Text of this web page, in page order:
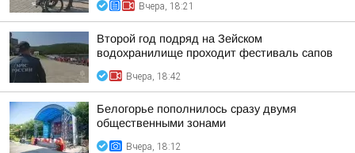
Вчера, 18:21
Второй год подряд на Зейском
водохранилище проходит фестиваль сапов
Вчера, 18:42
Белогорье пополнилось сразу двумя
общественными зонами
Вчера, 18:12